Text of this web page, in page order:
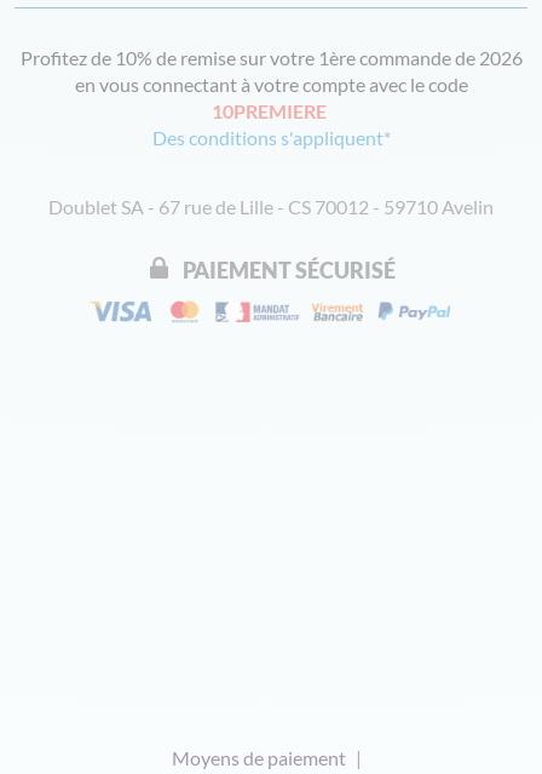
Profitez de 10% de remise sur votre 1ère commande de 2026
en vous connectant à votre compte avec le code
10PREMIERE
Des conditions s'appliquent*
Doublet SA - 67 rue de Lille - CS 70012 - 59710 Avelin
PAIEMENT SÉCURISÉ
Moyens de paiement